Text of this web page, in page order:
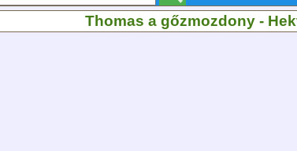
Thomas a gőzmozdony -